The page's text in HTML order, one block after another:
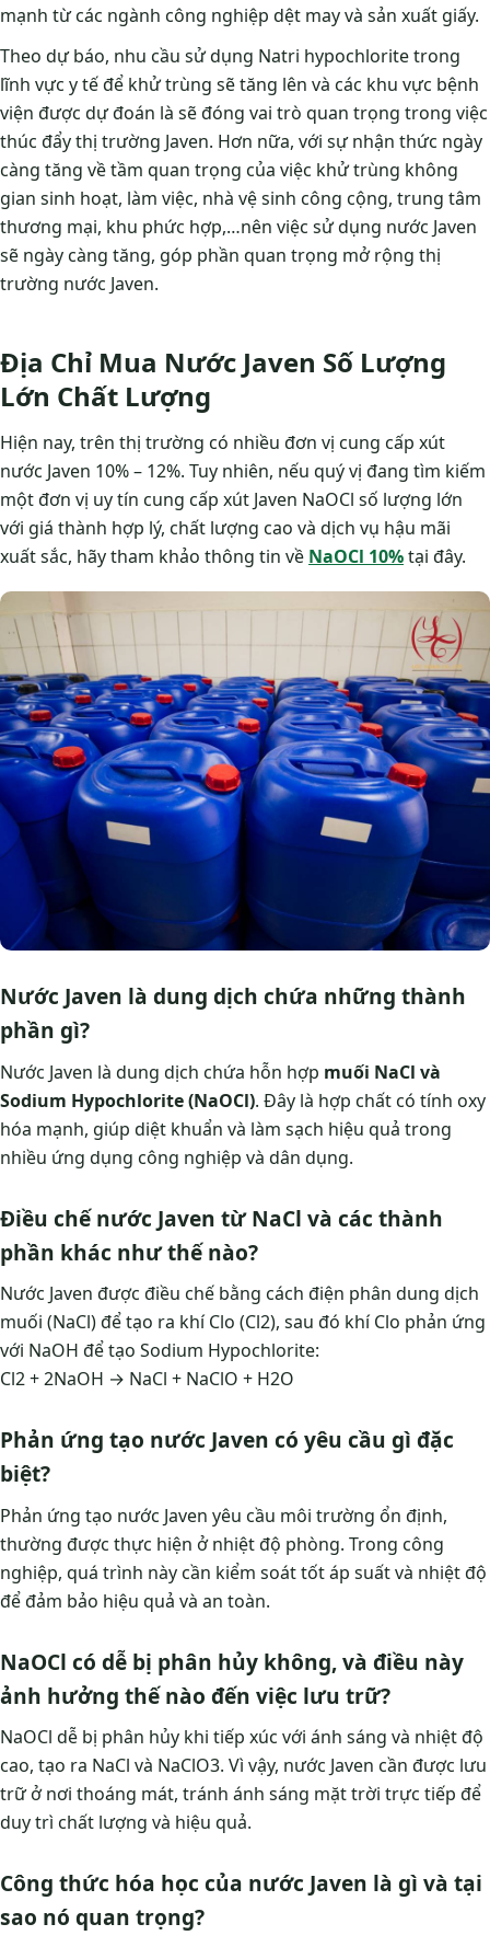
mạnh từ các ngành công nghiệp dệt may và sản xuất giấy.
Theo dự báo, nhu cầu sử dụng Natri hypochlorite trong
lĩnh vực y tế để khử trùng sẽ tăng lên và các khu vực bệnh
viện được dự đoán là sẽ đóng vai trò quan trọng trong việc
thúc đẩy thị trường Javen. Hơn nữa, với sự nhận thức ngày
càng tăng về tầm quan trọng của việc khử trùng không
gian sinh hoạt, làm việc, nhà vệ sinh công cộng, trung tâm
thương mại, khu phức hợp,…nên việc sử dụng nước Javen
sẽ ngày càng tăng, góp phần quan trọng mở rộng thị
trường nước Javen.
Địa Chỉ Mua Nước Javen Số Lượng
Lớn Chất Lượng
Hiện nay, trên thị trường có nhiều đơn vị cung cấp xút
nước Javen 10% – 12%. Tuy nhiên, nếu quý vị đang tìm kiếm
một đơn vị uy tín cung cấp xút Javen NaOCl số lượng lớn
với giá thành hợp lý, chất lượng cao và dịch vụ hậu mãi
xuất sắc, hãy tham khảo thông tin về NaOCl 10%tại đây.
Nước Javen là dung dịch chứa những thành
phần gì?
Nước Javen là dung dịch chứa hỗn hợp muối NaCl và
Sodium Hypochlorite (NaOCl). Đây là hợp chất có tính oxy
hóa mạnh, giúp diệt khuẩn và làm sạch hiệu quả trong
nhiều ứng dụng công nghiệp và dân dụng.
Điều chế nước Javen từ NaCl và các thành
phần khác như thế nào?
Nước Javen được điều chế bằng cách điện phân dung dịch
muối (NaCl) để tạo ra khí Clo (Cl2), sau đó khí Clo phản ứng
với NaOH để tạo Sodium Hypochlorite:
Cl2 + 2NaOH → NaCl + NaClO + H2O
Phản ứng tạo nước Javen có yêu cầu gì đặc
biệt?
Phản ứng tạo nước Javen yêu cầu môi trường ổn định,
thường được thực hiện ở nhiệt độ phòng. Trong công
nghiệp, quá trình này cần kiểm soát tốt áp suất và nhiệt độ
để đảm bảo hiệu quả và an toàn.
NaOCl có dễ bị phân hủy không, và điều này
ảnh hưởng thế nào đến việc lưu trữ?
NaOCl dễ bị phân hủy khi tiếp xúc với ánh sáng và nhiệt độ
cao, tạo ra NaCl và NaClO3. Vì vậy, nước Javen cần được lưu
trữ ở nơi thoáng mát, tránh ánh sáng mặt trời trực tiếp để
duy trì chất lượng và hiệu quả.
Công thức hóa học của nước Javen là gì và tại
sao nó quan trọng?